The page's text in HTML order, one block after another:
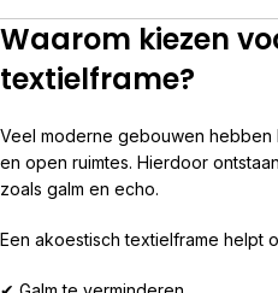
Waarom kiezen
textielframe?
Veel moderne gebouwen
en open ruimtes. Hierdoor
zoals galm en echo.
Een akoestisch textielframe helpt